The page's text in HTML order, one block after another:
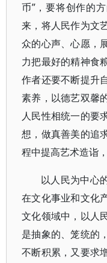
币”，要将创作的
来，将人民作为文
众的心声、心愿，
力把最好的精神食
作者还要不断提升
素养，以德艺双馨
人民性相统一的要
想，做真善美的追
程中提高艺术造诣
以人民为中心
在文化事业和文化
文化领域中，以人
是抽象的、笼统的
不断积累，又要求